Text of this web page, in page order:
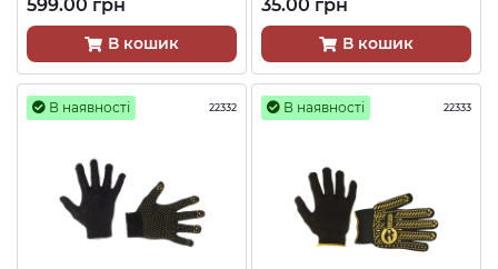
599.00 грн
В кошик
35.00 грн
В кошик
В наявності 22332 В наявності 22333